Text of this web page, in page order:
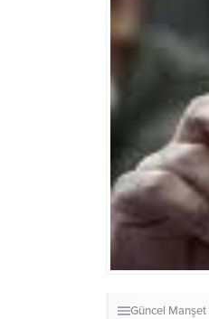
Güncel Manşet